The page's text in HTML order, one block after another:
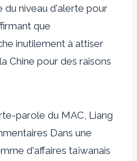
du niveau d'alerte pour
que
inutilement à attiser
Chine pour des raisons
parole du MAC, Liang
Dans une
d'affaires taïwanais